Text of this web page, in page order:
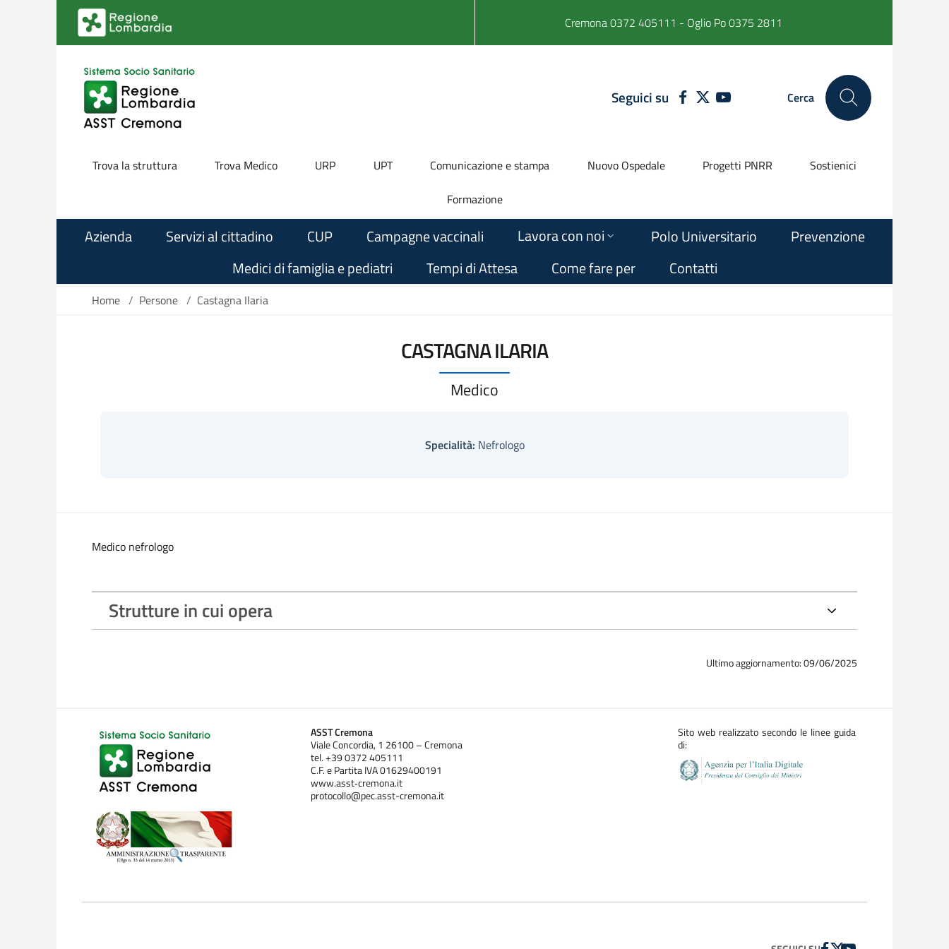
Salta al contenuto principale
Cremona 0372 405111 - Oglio Po 0375 2811
Seguici suFACEBOOK
TWITTERYOUTUBE Cerca
Trova la struttura Trova Medico URP UPT Comunicazione e stampa Nuovo Ospedale Progetti PNRR
Sostienici
Formazione
Azienda Servizi al cittadino CUP Campagne vaccinali Lavora con noi Polo Universitario
Prevenzione
Medici di famiglia e pediatri
Tempi di Attesa Come fare per Contatti
Home / Persone / Castagna Ilaria
CASTAGNA ILARIA
Medico
Specialità: Nefrologo
Medico nefrologo
Strutture in cui opera
Ultimo aggiornamento: 09/06/2025
ASST Cremona
Viale Concordia, 1 26100 – Cremona
tel. +39 0372 405111
C.F. e Partita IVA 01629400191
www.asst‐cremona.it
protocollo@pec.asst-cremona.it
Sito web realizzato secondo le linee guida
di: